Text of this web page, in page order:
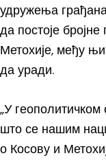
удружења
да постоје
Метохије, међу
да уради.
„У геополитичком
што се нашим
о Косову и